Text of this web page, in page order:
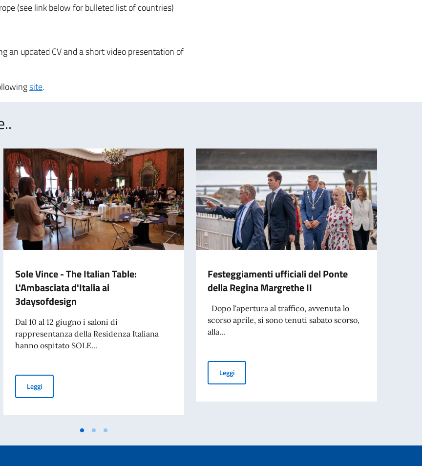
(see link below for bulleted list of countries)
an updated CV and a short video presentation of
site.
Sole Vince - The Italian Table:
L'Ambasciata d'Italia ai
3daysofdesign
Dal 10 al 12 giugno i saloni di
rappresentanza della Residenza Italiana
hanno ospitato SOLE...
LeggiSole Vince - The Italian Table: L'Ambasciata d'Italia ai 3daysofdesign
Festeggiamenti ufficiali del Ponte
della Regina Margrethe II
Dopo l'apertura al traffico, avvenuta lo
scorso aprile, si sono tenuti sabato scorso,
alla...
LeggiFesteggiamenti ufficiali del Ponte della Regina Margrethe II